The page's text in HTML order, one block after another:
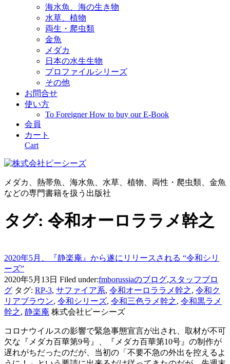
海水魚、海の生き物
水草、植物
両生・爬虫類
金魚
メダカ
日本の水生生物
プロファイルシリーズ
その他
お問合せ
使い方
To Foreigner How to buy our E-Book
会員
カート
Cart
メダカ、熱帯魚、海水魚、水草、植物、両性・爬虫類、金魚
などの専門書籍を扱う出版社
タグ: 令和オーロララメ幹之
2020年5月、『静楽庵』から遂にリリースされる “令和シリ
ーズ”
2020年5月13日 Filed under:fmborussiaのブログ,スタッフブロ
グ タグ: RP-3, サファイア系, 令和オーロララメ幹之, 令和ク
リアブラウン, 令和シリーズ, 令和三色ラメ幹之, 令和黒ラメ
幹之, 静楽庵 株式会社ピーシーズ
コロナウイルスの影響で緊急事態宣言が出され、取材が不可
欠な『メダカ百華第9号』、『メダカ百華第10号』の制作が
遅れがちだったのだが、当初の「不要不急の外出を控えるよ